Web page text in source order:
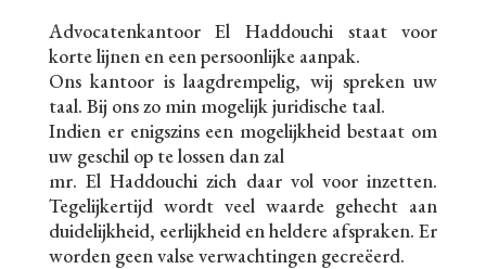
Advocatenkantoor El Haddouchi staat voor
korte lijnen en een persoonlijke aanpak.
Ons kantoor is laagdrempelig, wij spreken uw
taal. Bij ons zo min mogelijk juridische taal.
Indien er enigszins een mogelijkheid bestaat om
uw geschil op te lossen dan zal
mr. El Haddouchi zich daar vol voor inzetten.
Tegelijkertijd wordt veel waarde gehecht aan
duidelijkheid, eerlijkheid en heldere afspraken. Er
worden geen valse verwachtingen gecreëerd.